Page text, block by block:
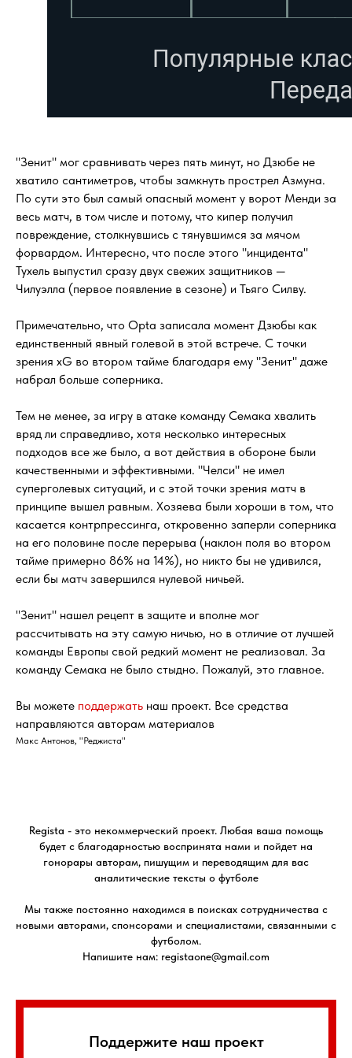
"Зенит" мог сравнивать через пять минут, но Дзюбе не
хватило сантиметров, чтобы замкнуть прострел Азмуна.
По сути это был самый опасный момент у ворот Менди за
весь матч, в том числе и потому, что кипер получил
повреждение, столкнувшись с тянувшимся за мячом
форвардом. Интересно, что после этого "инцидента"
Тухель выпустил сразу двух свежих защитников —
Чилуэлла (первое появление в сезоне) и Тьяго Силву.
Примечательно, что Opta записала момент Дзюбы как
единственный явный голевой в этой встрече. С точки
зрения xG во втором тайме благодаря ему "Зенит" даже
набрал больше соперника.
Тем не менее, за игру в атаке команду Семака хвалить
вряд ли справедливо, хотя несколько интересных
подходов все же было, а вот действия в обороне были
качественными и эффективными. "Челси" не имел
суперголевых ситуаций, и с этой точки зрения матч в
принципе вышел равным. Хозяева были хороши в том, что
касается контрпрессинга, откровенно заперли соперника
на его половине после перерыва (наклон поля во втором
тайме примерно 86% на 14%), но никто бы не удивился,
если бы матч завершился нулевой ничьей.
"Зенит" нашел рецепт в защите и вполне мог
рассчитывать на эту самую ничью, но в отличие от лучшей
команды Европы свой редкий момент не реализовал. За
команду Семака не было стыдно. Пожалуй, это главное.
Вы можете поддержать наш проект. Все средства
направляются авторам материалов
Макс Антонов, "Реджиста"
Regista - это некоммерческий проект. Любая ваша помощь
будет с благодарностью воспринята нами и пойдет на
гонорары авторам, пишущим и переводящим для вас
аналитические тексты о футболе
Мы также постоянно находимся в поисках сотрудничества с
новыми авторами, спонсорами и специалистами, связанными с
футболом.
Напишите нам: registaone@gmail.com
Поддержите наш проект